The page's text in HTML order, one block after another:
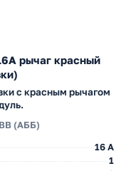
рычаг красный
с красным рычагом
(АББ)
16 A
1